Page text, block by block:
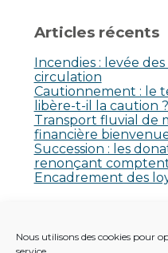
Nous utilisons des cookies pour
Articles récents
Incendies : levée
circulation
Cautionnement : le
libère-t-il la caution ?
Transport fluvial de
financière
Succession : les
renonçant
Encadrement des
Aucun commentaire